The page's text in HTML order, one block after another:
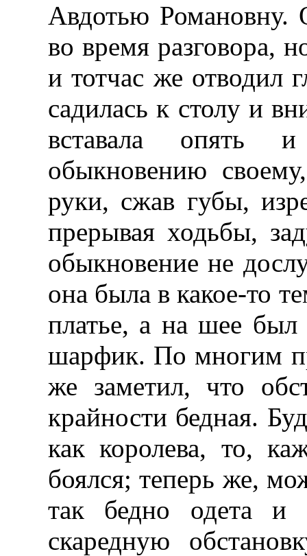
Авдотью Романовну.
во время разговора,
и тотчас же отводил
садилась к столу и
вставала опять
обыкновению
руки, сжав губы,
прерывая ходьбы,
обыкновение не
она была в какое-то
платье, а на шее был
шарфик. По многим
же заметил, что
крайности бедная.
как королева, то,
боялся; теперь же,
так бедно одета
скаредную